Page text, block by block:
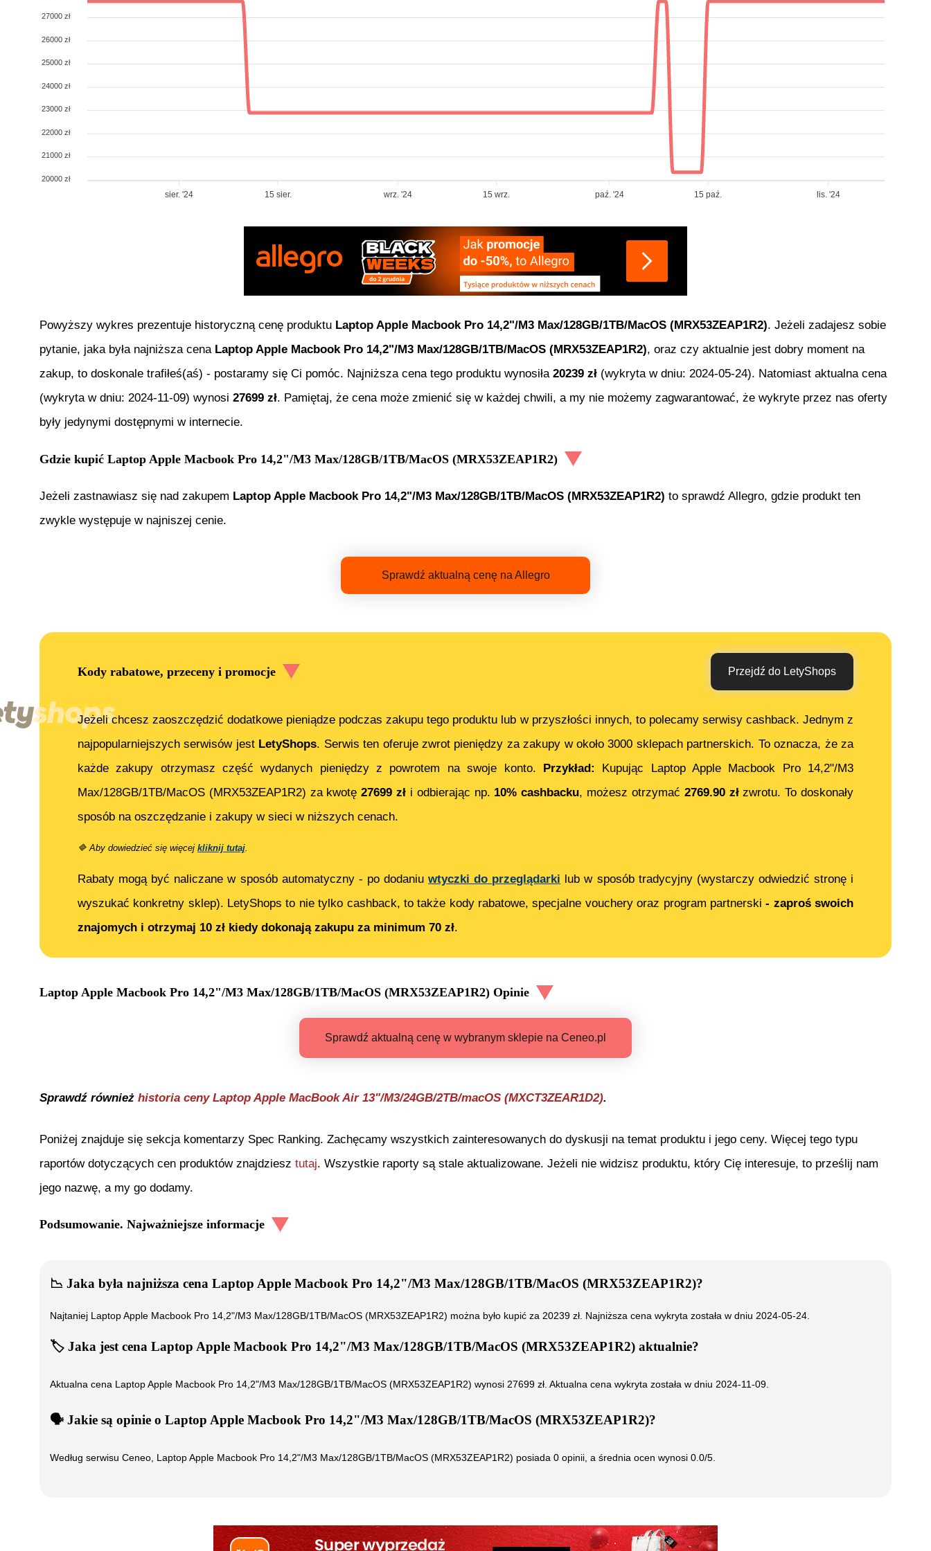
27000 zł
26000 zł
25000 zł
24000 zł
23000 zł
22000 zł
21000 zł
20000 zł
sier. '24 15 sier. wrz. '24 15 wrz. paź. '24 15 paź. lis. '24
Powyższy wykres prezentuje historyczną cenę produktu Laptop Apple Macbook Pro 14,2"/M3 Max/128GB/1TB/MacOS (MRX53ZEAP1R2). Jeżeli zadajesz sobie
pytanie, jaka była najniższa cena Laptop Apple Macbook Pro 14,2"/M3 Max/128GB/1TB/MacOS (MRX53ZEAP1R2), oraz czy aktualnie jest dobry moment na
zakup, to doskonale trafiłeś(aś) - postaramy się Ci pomóc. Najniższa cena tego produktu wynosiła 20239 zł (wykryta w dniu: 2024-05-24). Natomiast aktualna cena
(wykryta w dniu: 2024-11-09) wynosi 27699 zł. Pamiętaj, że cena może zmienić się w każdej chwili, a my nie możemy zagwarantować, że wykryte przez nas oferty
były jedynymi dostępnymi w internecie.
Gdzie kupić Laptop Apple Macbook Pro 14,2"/M3 Max/128GB/1TB/MacOS (MRX53ZEAP1R2)
Jeżeli zastnawiasz się nad zakupem Laptop Apple Macbook Pro 14,2"/M3 Max/128GB/1TB/MacOS (MRX53ZEAP1R2) to sprawdź Allegro, gdzie produkt ten
zwykle występuje w najniszej cenie.
Sprawdź aktualną cenę na Allegro
Kody rabatowe, przeceny i promocje Przejdź do LetyShops
Jeżeli chcesz zaoszczędzić dodatkowe pieniądze podczas zakupu tego produktu lub w przyszłości innych, to polecamy serwisy cashback. Jednym z
najpopularniejszych serwisów jest LetyShops. Serwis ten oferuje zwrot pieniędzy za zakupy w około 3000 sklepach partnerskich. To oznacza, że za
każde zakupy otrzymasz część wydanych pieniędzy z powrotem na swoje konto. Przykład: Kupując Laptop Apple Macbook Pro 14,2"/M3
Max/128GB/1TB/MacOS (MRX53ZEAP1R2) za kwotę27699 zł i odbierając np. 10% cashbacku, możesz otrzymać 2769.90złzwrotu. To doskonały
sposób na oszczędzanie i zakupy w sieci w niższych cenach.
🔷 Aby dowiedzieć się więcej kliknij tutaj.
Rabaty mogą być naliczane w sposób automatyczny - po dodaniu wtyczki do przeglądarki lub w sposób tradycyjny (wystarczy odwiedzić stronę i
wyszukać konkretny sklep). LetyShops to nie tylko cashback, to także kody rabatowe, specjalne vouchery oraz program partnerski- zaproś swoich
znajomych i otrzymaj 10 zł kiedy dokonają zakupu za minimum 70 zł.
Laptop Apple Macbook Pro 14,2"/M3 Max/128GB/1TB/MacOS (MRX53ZEAP1R2) Opinie
Sprawdź aktualną cenę w wybranym sklepie na Ceneo.pl
Sprawdź również historia ceny Laptop Apple MacBook Air 13"/M3/24GB/2TB/macOS (MXCT3ZEAR1D2).
Poniżej znajduje się sekcja komentarzy Spec Ranking. Zachęcamy wszystkich zainteresowanych do dyskusji na temat produktu i jego ceny. Więcej tego typu
raportów dotyczących cen produktów znajdziesz tutaj. Wszystkie raporty są stale aktualizowane. Jeżeli nie widzisz produktu, który Cię interesuje, to prześlij nam
jego nazwę, a my go dodamy.
Podsumowanie. Najważniejsze informacje
📉 Jaka była najniższa cena Laptop Apple Macbook Pro 14,2"/M3 Max/128GB/1TB/MacOS (MRX53ZEAP1R2)?
Najtaniej Laptop Apple Macbook Pro 14,2"/M3 Max/128GB/1TB/MacOS (MRX53ZEAP1R2) można było kupić za 20239 zł. Najniższa cena wykryta została w dniu 2024-05-24.
🏷️ Jaka jest cena Laptop Apple Macbook Pro 14,2"/M3 Max/128GB/1TB/MacOS (MRX53ZEAP1R2) aktualnie?
Aktualna cena Laptop Apple Macbook Pro 14,2"/M3 Max/128GB/1TB/MacOS (MRX53ZEAP1R2) wynosi 27699 zł. Aktualna cena wykryta została w dniu 2024-11-09
🗣️ ️ Jakie są opinie o Laptop Apple Macbook Pro 14,2"/M3 Max/128GB/1TB/MacOS (MRX53ZEAP1R2)?
Według serwisu Ceneo, Laptop Apple Macbook Pro 14,2"/M3 Max/128GB/1TB/MacOS (MRX53ZEAP1R2) posiada 0 opinii, a średnia ocen wynosi 0.0/5.